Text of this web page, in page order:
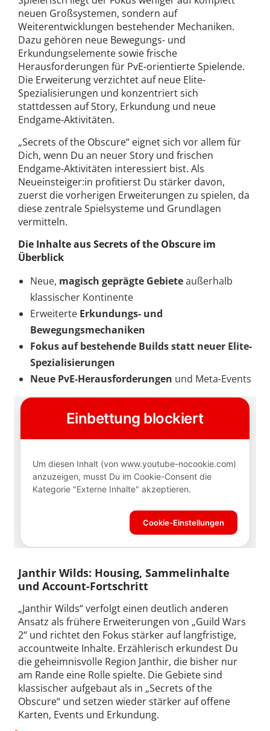
neuen Großsystemen, sondern auf
Weiterentwicklungen bestehender Mechaniken.
Dazu gehören neue Bewegungs- und
Erkundungselemente sowie frische
Herausforderungen für PvE-orientierte Spielende.
Die Erweiterung verzichtet auf neue Elite-
Spezialisierungen und konzentriert sich
stattdessen auf Story, Erkundung und neue
Endgame-Aktivitäten.
„Secrets of the Obscure“ eignet sich vor allem für
Dich, wenn Du an neuer Story und frischen
Endgame-Aktivitäten interessiert bist. Als
Neueinsteiger:in profitierst Du stärker davon,
zuerst die vorherigen Erweiterungen zu spielen, da
diese zentrale Spielsysteme und Grundlagen
vermitteln.
Die Inhalte aus Secrets of the Obscure im
Überblick
Neue, magisch geprägte Gebieteaußerhalb
klassischer Kontinente
Erweiterte Erkundungs- und
Bewegungsmechaniken
Fokus auf bestehende Builds statt neuer Elite-
Spezialisierungen
Neue PvE-Herausforderungen und Meta-Events
Janthir Wilds: Housing, Sammelinhalte
und Account-Fortschritt
„Janthir Wilds“ verfolgt einen deutlich anderen
Ansatz als frühere Erweiterungen von „Guild Wars
2“ und richtet den Fokus stärker auf langfristige,
accountweite Inhalte. Erzählerisch erkundest Du
die geheimnisvolle Region Janthir, die bisher nur
am Rande eine Rolle spielte. Die Gebiete sind
klassischer aufgebaut als in „Secrets of the
Obscure“ und setzen wieder stärker auf offene
Karten, Events und Erkundung.